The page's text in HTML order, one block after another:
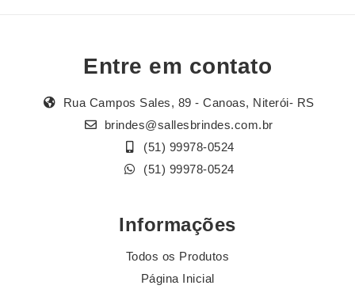
Entre em contato
Rua Campos Sales, 89 - Canoas, Niterói- RS
brindes@sallesbrindes.com.br
(51) 99978-0524
(51) 99978-0524
Informações
Todos os Produtos
Página Inicial